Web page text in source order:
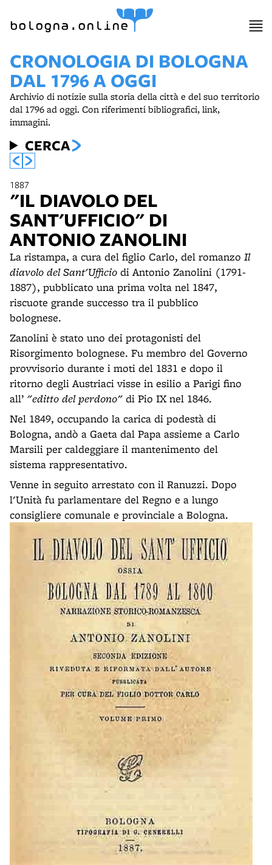
bologna.online
CRONOLOGIA DI BOLOGNA
DAL 1796 A OGGI
Archivio di notizie sulla storia della città e del suo territorio
dal 1796 ad oggi. Con riferimenti bibliografici, link,
immagini.
CERCA
1887
"IL DIAVOLO DEL
SANT'UFFICIO" DI
ANTONIO ZANOLINI
La ristampa, a cura del figlio Carlo, del romanzo Il
diavolo del Sant'Ufficio di Antonio Zanolini (1791-
1887), pubblicato una prima volta nel 1847,
riscuote grande successo tra il pubblico
bolognese.
Zanolini è stato uno dei protagonisti del
Risorgimento bolognese. Fu membro del Governo
provvisorio durante i moti del 1831 e dopo il
ritorno degli Austriaci visse in esilio a Parigi fino
all’ "editto del perdono" di Pio IX nel 1846.
Nel 1849, occupando la carica di podestà di
Bologna, andò a Gaeta dal Papa assieme a Carlo
Marsili per caldeggiare il mantenimento del
sistema rappresentativo.
Venne in seguito arrestato con il Ranuzzi. Dopo
l'Unità fu parlamentare del Regno e a lungo
consigliere comunale e provinciale a Bologna.